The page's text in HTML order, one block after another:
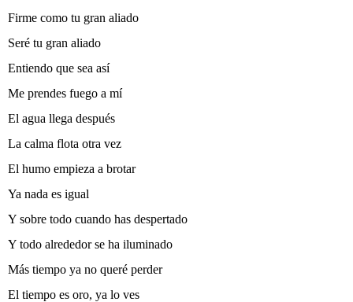
Firme como tu gran aliado
Seré tu gran aliado
Entiendo que sea así­
Me prendes fuego a mí­
El agua llega después
La calma flota otra vez
El humo empieza a brotar
Ya nada es igual
Y sobre todo cuando has despertado
Y todo alrededor se ha iluminado
Más tiempo ya no queré perder
El tiempo es oro, ya lo ves